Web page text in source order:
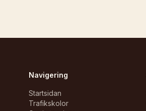
Navigering
Startsidan
Trafikskolor